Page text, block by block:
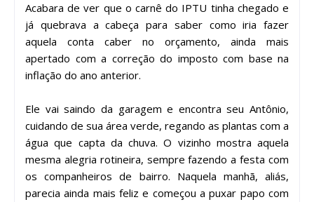
Acabara de ver que o carnê do IPTU tinha chegado e
já quebrava a cabeça para saber como iria fazer
aquela conta caber no orçamento, ainda mais
apertado com a correção do imposto com base na
inflação do ano anterior.
Ele vai saindo da garagem e encontra seu Antônio,
cuidando de sua área verde, regando as plantas com a
água que capta da chuva. O vizinho mostra aquela
mesma alegria rotineira, sempre fazendo a festa com
os companheiros de bairro. Naquela manhã, aliás,
parecia ainda mais feliz e começou a puxar papo com